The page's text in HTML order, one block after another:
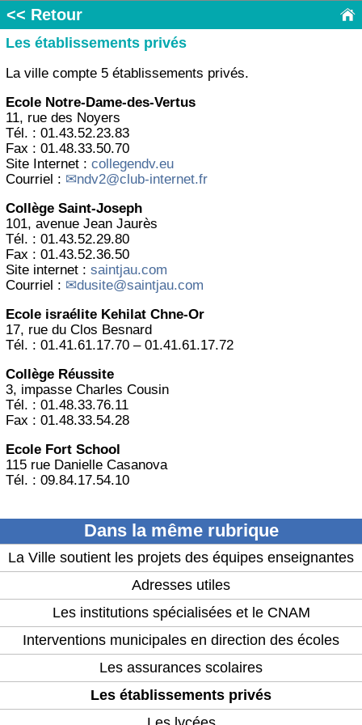
<< Retour
Les établissements privés
La ville compte 5 établissements privés.
Ecole Notre-Dame-des-Vertus
11, rue des Noyers
Tél. : 01.43.52.23.83
Fax : 01.48.33.50.70
Site Internet : collegendv.eu
Courriel :
ndv2@club-internet.fr
Collège Saint-Joseph
101, avenue Jean Jaurès
Tél. : 01.43.52.29.80
Fax : 01.43.52.36.50
Site internet : saintjau.com
Courriel :
dusite@saintjau.com
Ecole israélite Kehilat Chne-Or
17, rue du Clos Besnard
Tél. : 01.41.61.17.70 – 01.41.61.17.72
Collège Réussite
3, impasse Charles Cousin
Tél. : 01.48.33.76.11
Fax : 01.48.33.54.28
Ecole Fort School
115 rue Danielle Casanova
Tél. : 09.84.17.54.10
Dans la même rubrique
La Ville soutient les projets des équipes enseignantes
Adresses utiles
Les institutions spécialisées et le CNAM
Interventions municipales en direction des écoles
Les assurances scolaires
Les établissements privés